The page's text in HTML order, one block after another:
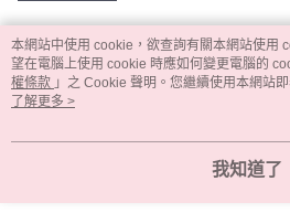
熱門標籤
本網站中使用 cookie，欲查詢有關本網站使用
望在電腦上使用 cookie 時應如何變更電腦的
權條款 」之 Cookie 聲明。您繼續使用本網站
用條款之 Cookie 聲明使用 cookie。
了解更多 >
我知道了